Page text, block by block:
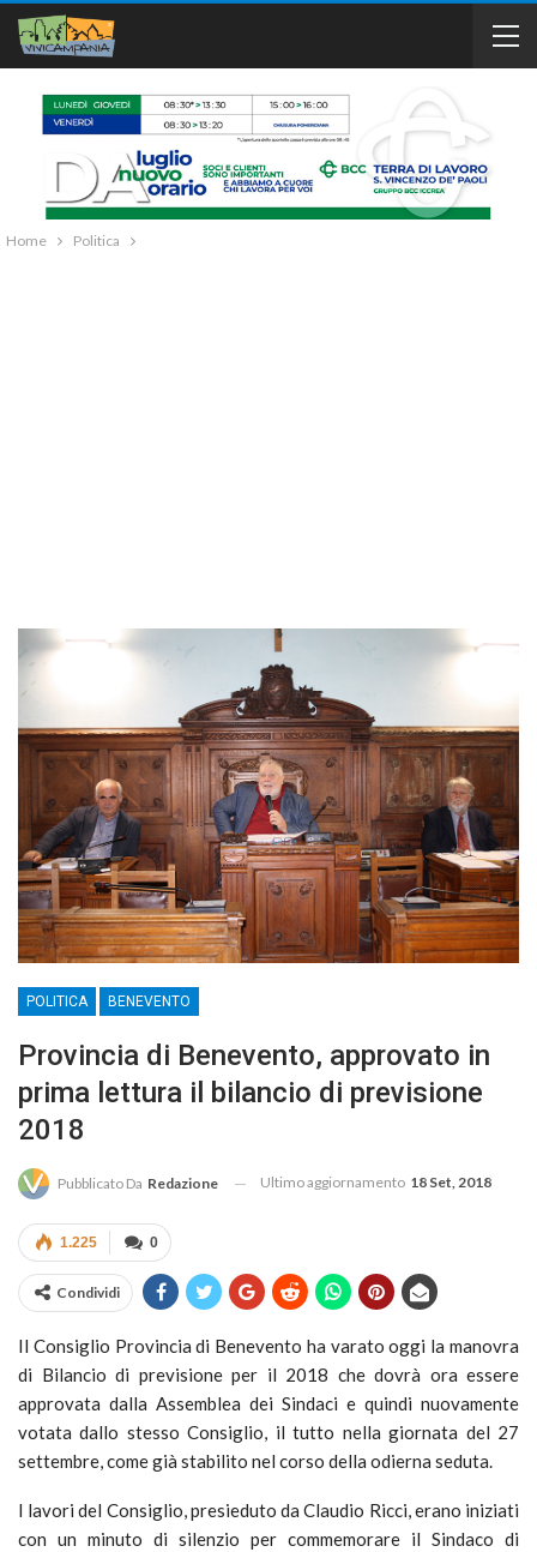
Home Politica
POLITICA BENEVENTO
Provincia di Benevento, approvato in
prima lettura il bilancio di previsione
2018
Pubblicato Da Redazione Ultimo aggiornamento 18 Set, 2018
0
1.225
Condividi
Il Consiglio Provincia di Benevento ha varato oggi la manovra
di Bilancio di previsione per il 2018 che dovrà ora essere
approvata dalla Assemblea dei Sindaci e quindi nuovamente
votata dallo stesso Consiglio, il tutto nella giornata del 27
settembre, come già stabilito nel corso della odierna seduta.
I lavori del Consiglio, presieduto da Claudio Ricci, erano iniziati
con un minuto di silenzio per commemorare il Sindaco di